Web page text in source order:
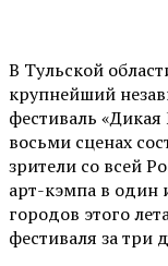
В Тульской
крупнейший
фестиваль
восьми сценах
зрители со всей
арт-кэмпа в один
городов этого
фестиваля за три